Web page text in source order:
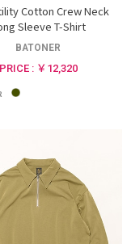
Cotton Crew Neck
Sleeve T-Shirt
BATONER
PRICE : ￥12,320